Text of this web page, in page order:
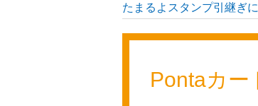
たまるよスタンプ引継ぎ
Pontaカー